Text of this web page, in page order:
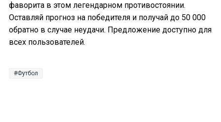
фаворита в этом легендарном противостоянии.
Оставляй прогноз на победителя и получай до 50 000
обратно в случае неудачи. Предложение доступно для
всех пользователей.
Футбол